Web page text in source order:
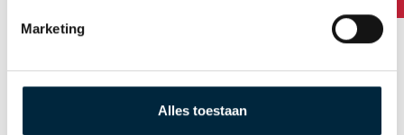
Marketing
Alles toestaan
Unbedrucktes Klebeband